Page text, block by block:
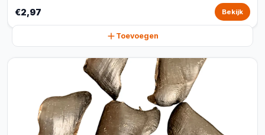
€2,97 Bekijk
Toevoegen